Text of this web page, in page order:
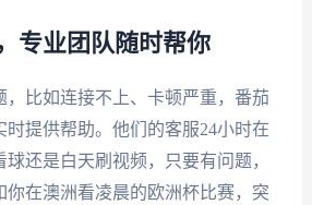
专业团队随时帮你
，比如连接不上、卡顿严重，番茄
时提供帮助。他们的客服24小时在
还是白天刷视频，只要有问题，
你在澳洲看凌晨的欧洲杯比赛，突